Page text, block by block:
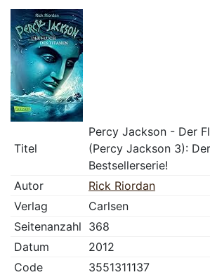
Titel
Percy Jackson - Der
(Percy Jackson 3):
Bestsellerserie!
Autor
Rick Riordan
Verlag
Carlsen
Seitenanzahl 368
Datum
2012
Code
3551311137